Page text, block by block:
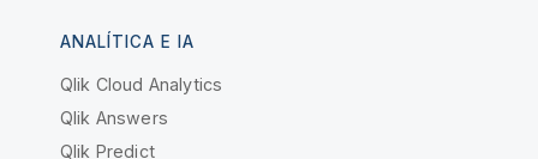
ANALÍTICA E IA
Qlik Cloud Analytics
Qlik Answers
Qlik Predict